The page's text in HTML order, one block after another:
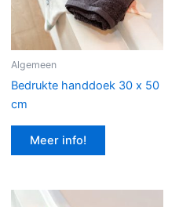
Algemeen
Bedrukte handdoek 30 x 50
cm
Meer info!